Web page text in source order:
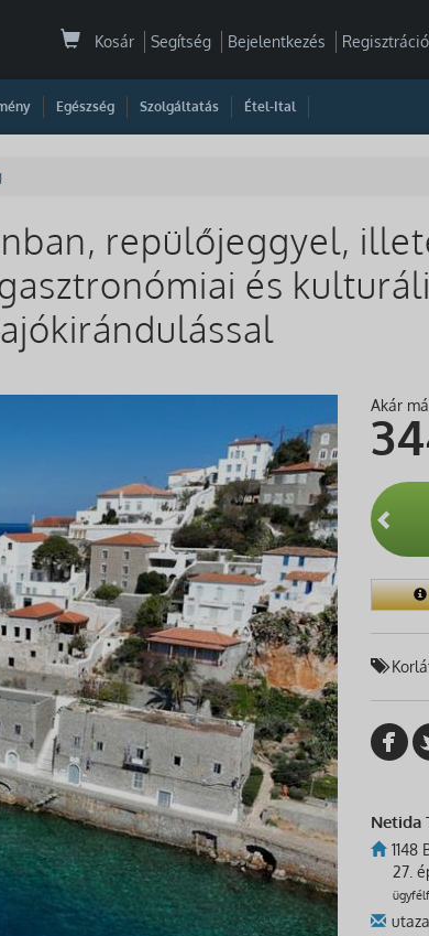
Kosár Segítség Bejelentkezés Regisztráció
Egészség Szolgáltatás Étel-Ital
repülőjeggyel,
és
Akár
Netida
1148
27.